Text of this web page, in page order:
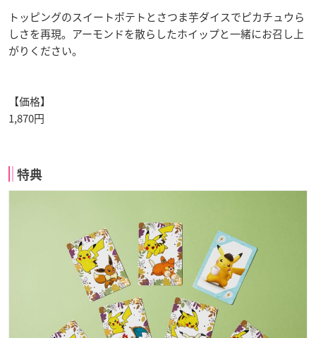
トッピングのスイートポテトとさつま芋ダイスでピカチュウら
しさを再現。アーモンドを散らしたホイップと一緒にお召し上
がりください。
【価格】
1,870円
特典